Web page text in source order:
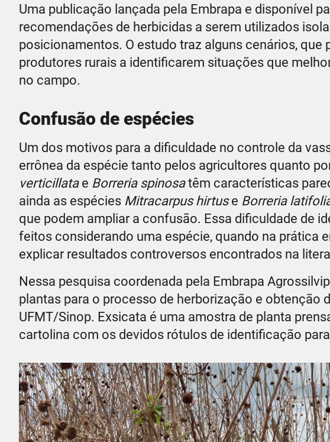
Uma publicação lançada pela Embrapa e disponível
recomendações de herbicidas a serem utilizados
posicionamentos. O estudo traz alguns cenários,
produtores rurais a identificarem situações que
no campo.
Confusão de espécies
Um dos motivos para a dificuldade no controle da
errônea da espécie tanto pelos agricultores quanto
verticillatae Borreria spinosatêm características
ainda as espécies Mitracarpus hirtuse Borreria
que podem ampliar a confusão. Essa dificuldade de
feitos considerando uma espécie, quando na prática
explicar resultados controversos encontrados na
Nessa pesquisa coordenada pela Embrapa
plantas para o processo de herborização e obtenção
UFMT/Sinop. Exsicata é uma amostra de planta
cartolina com os devidos rótulos de identificação